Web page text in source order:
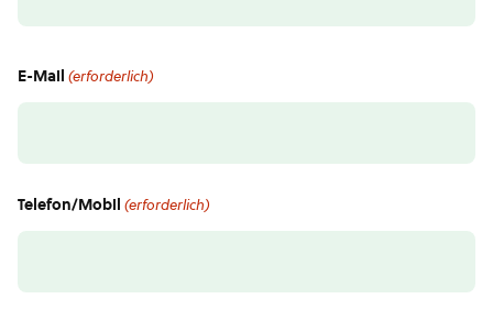
E-Mail (erforderlich)
Telefon/Mobil (erforderlich)